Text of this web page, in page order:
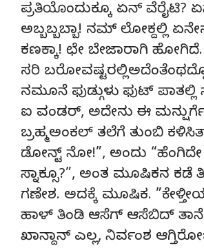
ಪ್ರತಿಯೊಂದುಕ್ಕೂ ಏನ್ ವೆರೈಟಿ?
ಅಬ್ಬಬ್ಬಬ್ಬಾ! ನಮ್ ಲೋಕ್ದಲ್ಲಿ
ಕಣಕ್ಕಾ! ಛೇ ಬೇಜಾರಾಗಿ
ಸರಿ
ನಮೂನೆ ಫುಡ್ಗುಳು ಫುಟ್ ಪಾತಲ್ಲಿ
ಐ ವಂಡರ್, ಅದೇನು ಈ
ಬ್ರಹ್ಮಅಂಕಲ್ ತಲೆಗೆ ತುಂಬಿ
ಡೋನ್ಟ್ ನೋ!”, ಅಂದು “ಹೆಂಗಿದೇ
ಸ್ನಾಕ್ಸೂ?”, ಅಂತ ಮೂಷಿಕನ ಕಡೆ
ಗಣೇಶ. ಅದಕ್ಕೆ ಮೂಷಿಕ.
ಹಾಳ್ ತಿಂಡಿ ಆಸೆಗ್ ಆಸೆಬಿದ್
ಖಾನ್ದಾನ್ ಎಲ್ಲ, ನಿರ್ವಂಶ